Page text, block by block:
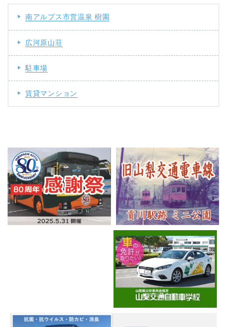
南アルプス市営温泉 樹園
広河原山荘
駐車場
賃貸マンション